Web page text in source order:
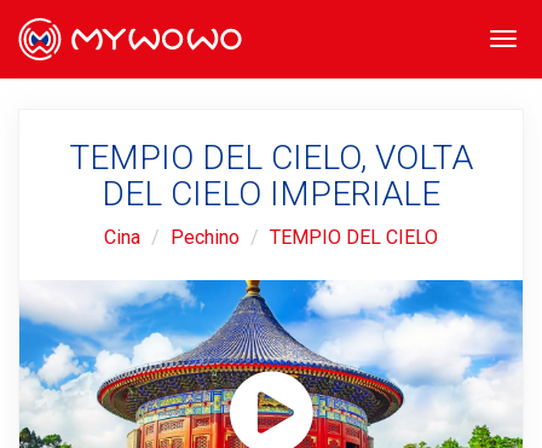
TEMPIO DEL CIELO, VOLTA
DEL CIELO IMPERIALE
Cina Pechino TEMPIO DEL CIELO